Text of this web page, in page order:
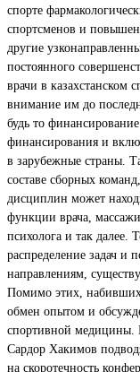
спорте
спортсменов и
другие
постоянного
врачи в казахстанском
внимание им до
будь то
финансирования и
в зарубежные страны.
составе сборных
дисциплин может
функции врача,
психолога и так далее.
распределение задач и
направлениям,
Помимо этих,
обмен опытом и
спортивной
Сардор Хакимов
на скоротечность